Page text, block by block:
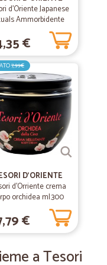
29/05/2020
puntuale.
01/03/2020
sono arrivate
che non si fa
dipende dal corriere, il
d'Oriente Japanese
Ammorbidente
Aromatico Tsubaki e
Peonia 760 ml
€
7,99€
D'ORIENTE
d'Orriente crema
orchidea ml.300
€
a Tesori